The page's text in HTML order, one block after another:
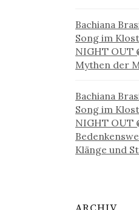
Bachiana
Song im
NIGHT OUT
Mythen der
Bachiana
Song im
NIGHT OUT
Klänge und